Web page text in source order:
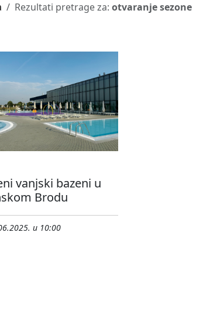
Rezultati pretrage za: otvaranje sezone
vanjski bazeni u
Brodu
u 10:00